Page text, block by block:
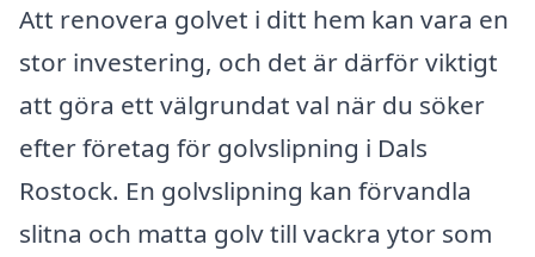
Att renovera golvet i ditt hem kan vara en
stor investering, och det är därför viktigt
att göra ett välgrundat val när du söker
efter företag för golvslipning i Dals
Rostock. En golvslipning kan förvandla
slitna och matta golv till vackra ytor som